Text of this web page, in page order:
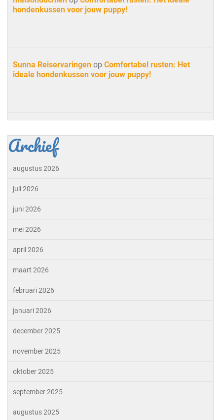
hondenkussen voor jouw puppy!
Sunna Reiservaringen op Comfortabel rusten: Het
ideale hondenkussen voor jouw puppy!
Archief
augustus 2026
juli 2026
juni 2026
mei 2026
april 2026
maart 2026
februari 2026
januari 2026
december 2025
november 2025
oktober 2025
september 2025
augustus 2025